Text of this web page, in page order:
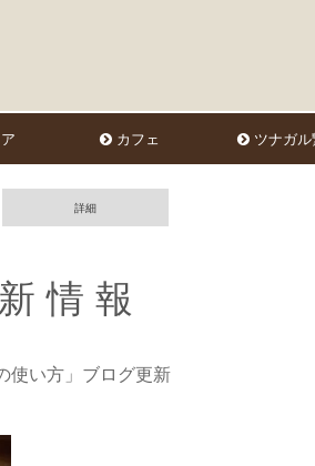
カフェ ツナガル
詳細
情報
使い方」ブログ更新